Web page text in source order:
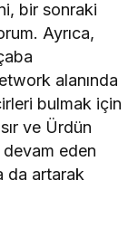
bir sonraki
Ayrıca,
alanında
bulmak için
ve Ürdün
eden
da artarak